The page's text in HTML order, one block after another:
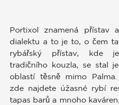
Portixol znamená přístav
dialektu a to je to, o čem
rybářský přístav, kde
tradičního kouzla, se stal
oblastí těsně mimo
zde najdete úžasné rybí
tapas barů a mnoho